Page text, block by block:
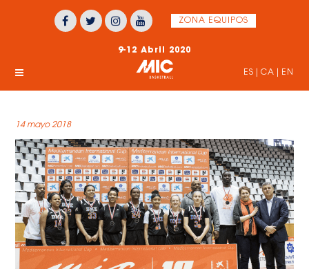
ZONA EQUIPOS
9-12 Abril 2020
ES CA EN
14 mayo 2018